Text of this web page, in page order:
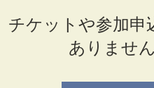
チケットや参加申
ありません